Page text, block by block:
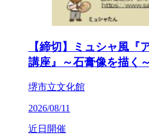
【締切】ミュシャ風『
講座』～石膏像を描く～
堺市立文化館
2026/08/11
近日開催